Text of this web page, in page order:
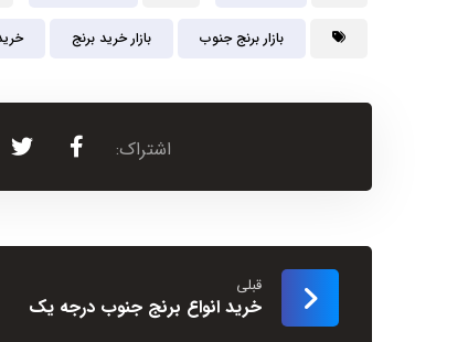
بازار برنج جنوب بازار خرید برنج
قبلی
خرید انواع برنج جنوب درجه یک